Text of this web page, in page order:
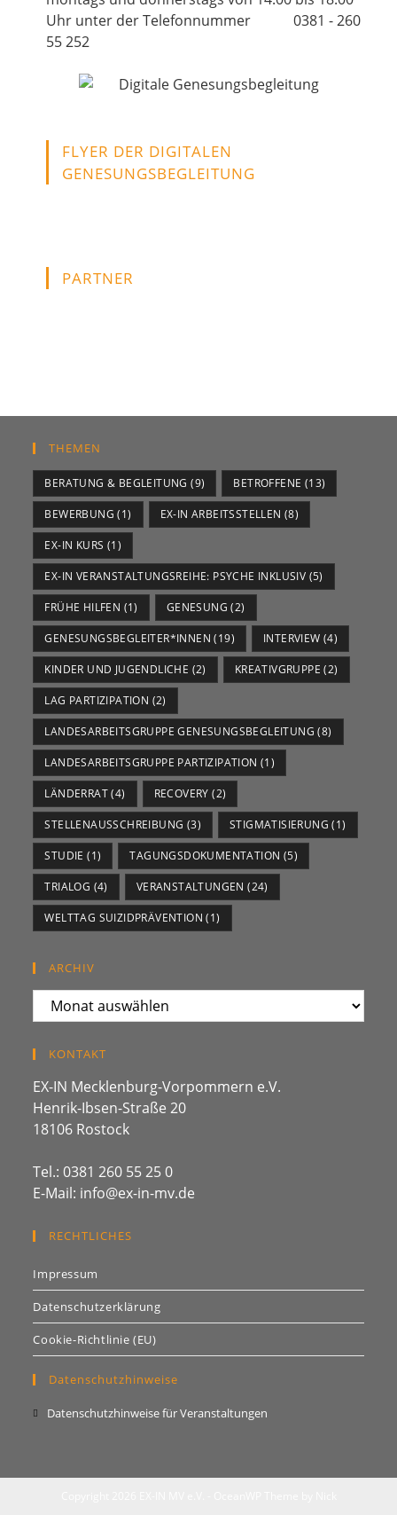
Uhr unter der Telefonnummer 0381 - 260
55 252
FLYER DER DIGITALEN
GENESUNGSBEGLEITUNG
PARTNER
THEMEN
BERATUNG & BEGLEITUNG (9) BETROFFENE (13)
BEWERBUNG (1) EX-IN ARBEITSSTELLEN (8)
EX-IN KURS (1)
EX-IN VERANSTALTUNGSREIHE: PSYCHE INKLUSIV (5)
FRÜHE HILFEN (1) GENESUNG (2)
GENESUNGSBEGLEITER*INNEN (19) INTERVIEW (4)
KINDER UND JUGENDLICHE (2) KREATIVGRUPPE (2)
LAG PARTIZIPATION (2)
LANDESARBEITSGRUPPE GENESUNGSBEGLEITUNG (8)
LANDESARBEITSGRUPPE PARTIZIPATION (1)
LÄNDERRAT(4) RECOVERY (2)
STELLENAUSSCHREIBUNG (3) STIGMATISIERUNG (1)
STUDIE (1) TAGUNGSDOKUMENTATION (5)
TRIALOG (4) VERANSTALTUNGEN (24)
WELTTAG SUIZIDPRÄVENTION (1)
ARCHIV
ARCHIV
KONTAKT
EX-IN Mecklenburg-Vorpommern e.V.
Henrik-Ibsen-Straße 20
18106 Rostock
Tel.: 0381 260 55 25 0
E-Mail: info@ex-in-mv.de
RECHTLICHES
Impressum
Datenschutzerklärung
Cookie-Richtlinie (EU)
Datenschutzhinweise
Datenschutzhinweise für Veranstaltungen